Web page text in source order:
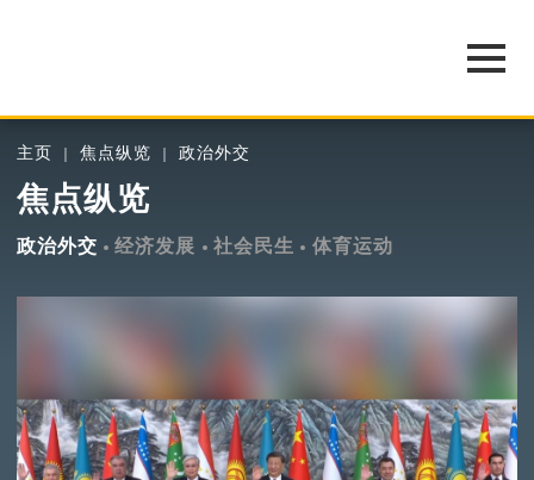
主页 焦点纵览 政治外交
焦点纵览
政治外交 经济发展 社会民生 体育运动